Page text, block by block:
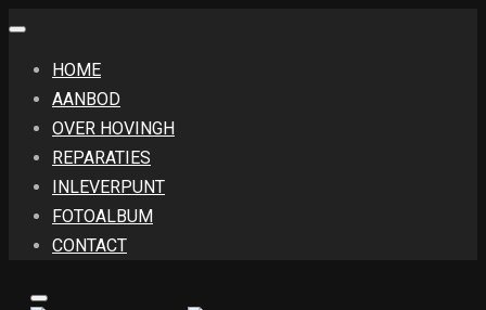
HOME
AANBOD
OVER HOVINGH
REPARATIES
INLEVERPUNT
FOTOALBUM
CONTACT